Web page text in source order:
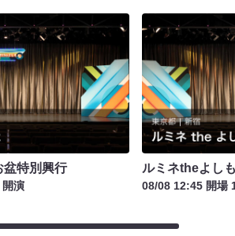
盆特別興行
演
ルミネtheよし
08/08 12:45 開場